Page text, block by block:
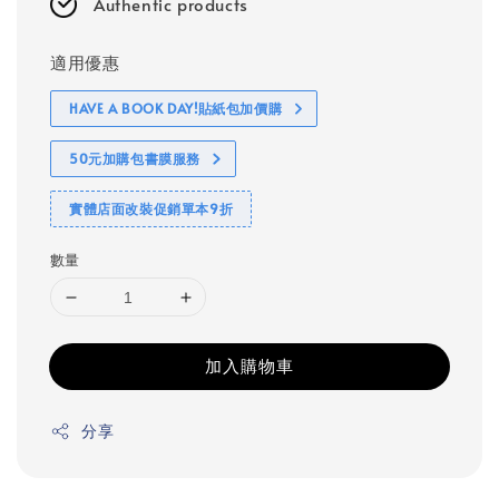
適用優惠
HAVE A BOOK DAY!貼紙包加價購
50元加購包書膜服務
實體店面改裝促銷單本9折
數量
加入購物車
分享